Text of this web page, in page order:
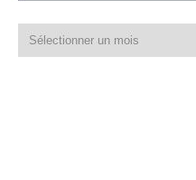
dans
les